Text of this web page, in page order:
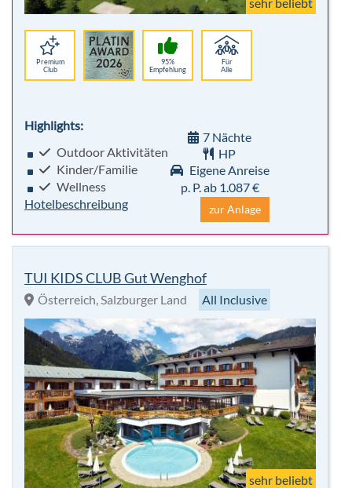
Premium
Club
95%
Empfehlung
Für
Alle
Highlights:
Outdoor Aktivitäten
Kinder/Familie
Wellness
Hotelbeschreibung
7 Nächte
HP
Eigene Anreise
p. P. ab 1.087 €
zur Anlage
TUI KIDS CLUB Gut Wenghof
Österreich, Salzburger Land All Inclusive
sehr beliebt